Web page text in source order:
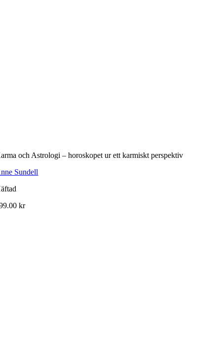
och Astrologi – horoskopet ur ett karmiskt perspektiv
Sundell
kr